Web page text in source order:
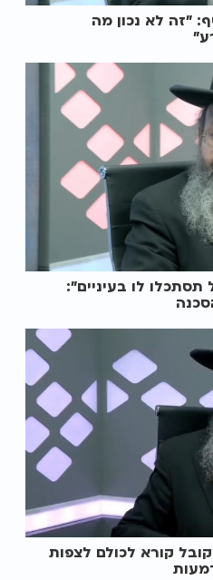
"זה לא נכון מה
לו בעיניים":
קורא לכולם לצפות